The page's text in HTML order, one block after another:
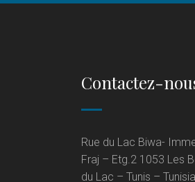
Contactez-
Rue du Lac Biwa-
Fraj – Etg.2 1053 Les
du Lac – Tunis –